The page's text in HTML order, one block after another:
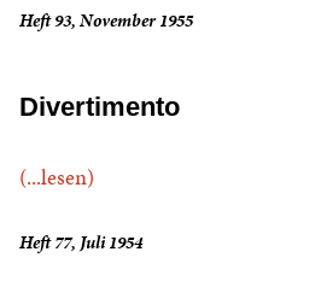
Heft 93, November 1955
Divertimento
(...lesen)
Heft 77, Juli 1954